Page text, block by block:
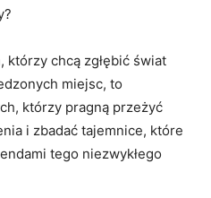
którzy chcą zgłębić świat
miejsc, to
którzy pragną przeżyć
⁣i zbadać tajemnice, które
tego​ niezwykłego